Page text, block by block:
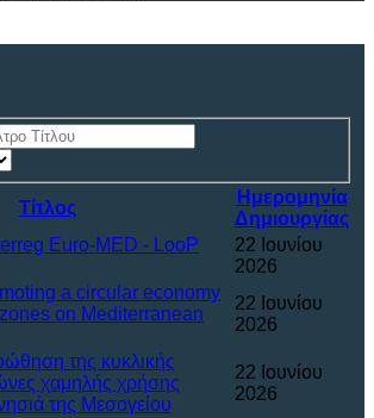
Τίτλος
Ημερομηνία
Δημιουργίας
Euro-MED - LooP
22 Ιουνίου
2026
a circular economy
on Mediterranean
22 Ιουνίου
2026
της κυκλικής
χαμηλής χρήσης
της Μεσογείου
22 Ιουνίου
2026